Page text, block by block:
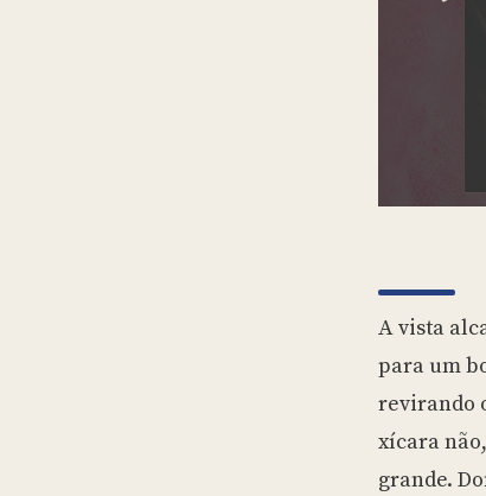
A vista alcança o mar, mas o cheiro do café chama antes
para um
revirando
xícara
grande.